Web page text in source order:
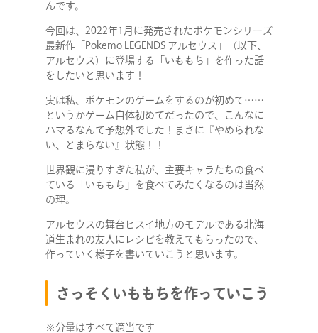
3.丸くして焼いてく！
4.みたらしのタレを作って完成！
かわいいうちの子自慢と「本物のいもも
んです。
今回は、2022年1月に発売されたポケモンシリーズ
最新作「Pokemo LEGENDS アルセウス」（以下、
アルセウス）に登場する「いももち」を作った話
をしたいと思います！
実は私、ポケモンのゲームをするのが初めて……
というかゲーム自体初めてだったので、こんなに
ハマるなんて予想外でした！まさに『やめられな
い、とまらない』状態！！
世界観に浸りすぎた私が、主要キャラたちの食べ
ている「いももち」を食べてみたくなるのは当然
の理。
アルセウスの舞台ヒスイ地方のモデルである北海
道生まれの友人にレシピを教えてもらったので、
作っていく様子を書いていこうと思います。
さっそくいももちを作っていこう
※分量はすべて適当です